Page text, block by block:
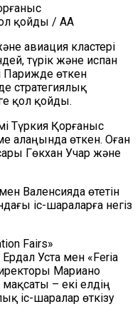
қойды / AA
авиация кластері
түрік және испан
Парижде өткен
стратегиялық
қол қойды.
Түркия Қорғаныс
алаңында өткен. Оған
Гөкхан Учар және
Валенсияда өтетін
іс-шараларға негіз
Fairs»
Уста мен «Feria
Мариано
– екі елдің
іс-шаралар өткізу